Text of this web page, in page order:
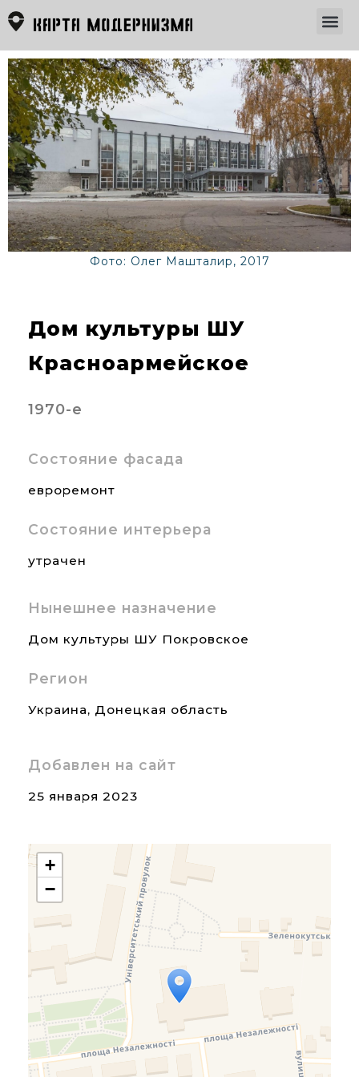
Фото: Олег Машталир, 2017
Дом культуры ШУ
Красноармейское
1970-е
Состояние фасада
евроремонт
Состояние интерьера
утрачен
Нынешнее назначение
Дом культуры ШУ Покровское
Регион
Украина, Донецкая область
Добавлен на сайт
25 января 2023
Travelers' Map is loading...
If you see this after your
page is loaded completely,
leafletJS files are missing.
+
−